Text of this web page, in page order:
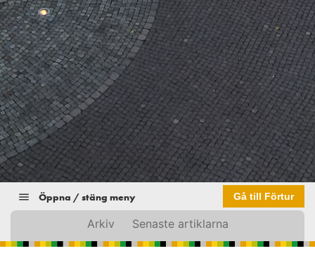
Öppna / stäng meny Gå till Förtur
Arkiv Senaste artiklarna